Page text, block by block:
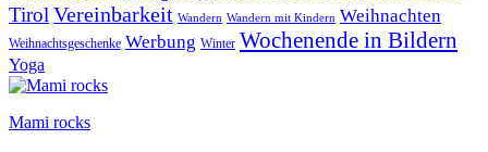
TirolVereinbarkeit Wandern Wandern mit Kindern Weihnachten
Weihnachtsgeschenke Werbung Winter Wochenende in Bildern
Yoga
Mami rocks